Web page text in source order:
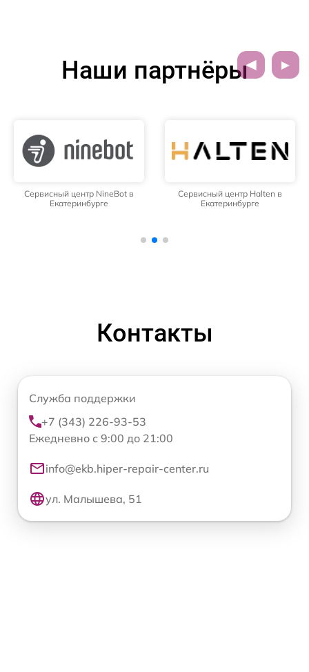
Наши партнёры
Сервисный центр NineBot в
Екатеринбурге
Сервисный центр Halten в
Екатеринбурге
Контакты
Служба поддержки
+7 (343) 226-93-53
Ежедневно с 9:00 до 21:00
info@ekb.hiper-repair-center.ru
ул. Малышева, 51